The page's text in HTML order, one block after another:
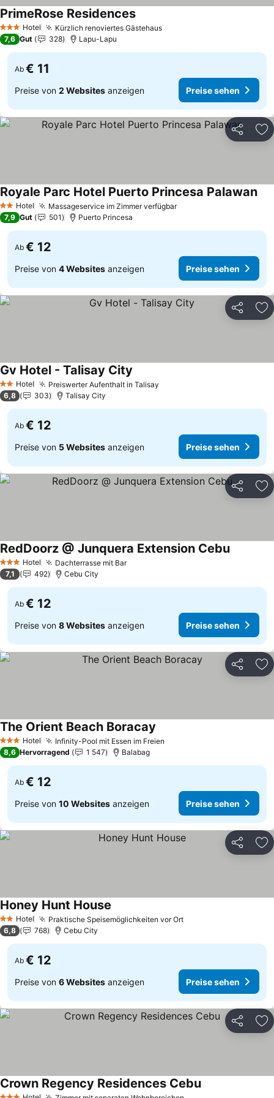
3 SterneHotel Kürzlich renoviertes GästehausPreise sehen
PrimeRose ResidencesPreise sehen
7,6 Gut 328 Lapu-Lapu
Ab € 11
Preise von 2 Websites anzeigen Preise sehen
Teilen
2 Sterne
Hotel Massageservice im Zimmer verfügbarPreise sehen
Royale Parc Hotel Puerto Princesa Palawan
7,9 Gut 501 Puerto Princesa
Ab € 12
Preise von 4 Websites anzeigen Preise sehen
Teilen
2 Sterne
Hotel Preiswerter Aufenthalt in Talisay
Gv Hotel - Talisay City
6,8 303 Talisay City
Ab € 12
Preise von 5 Websites anzeigen Preise sehen
Teilen
3 SterneHotel Dachterrasse mit BarPreise sehen
RedDoorz @ Junquera Extension CebuPreise
7,1 492 Cebu City
Ab € 12
Preise von 8 Websites anzeigen Preise sehen
Teilen
3 SterneHotel Infinity-Pool mit Essen im Freien
The Orient Beach Boracay
8,6 Hervorragend 1 547 Balabag
Ab € 12
Preise von 10 Websites anzeigen Preise sehen
Teilen
2 Sterne
Hotel Praktische Speisemöglichkeiten vor OrtPreise sehen
Honey Hunt House
6,8 768 Cebu City
Ab € 12
Preise von 6 Websites anzeigen Preise sehen
Teilen
Crown Regency Residences CebuPreise sehen